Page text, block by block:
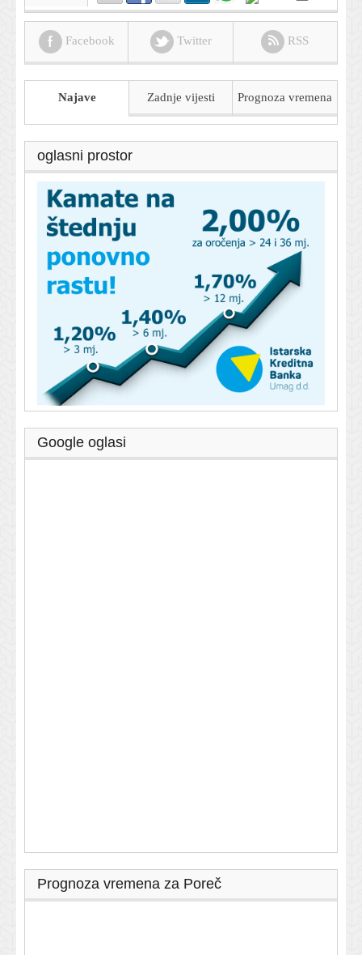
Facebook Twitter RSS
Najave Zadnje vijesti Prognoza vremena
oglasni prostor
Google oglasi
Prognoza vremena za Poreč